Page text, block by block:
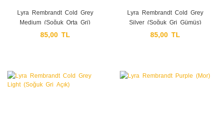
Lyra Rembrandt Cold Grey
Medium (Soğuk Orta Gri)
85,00 TL
Lyra Rembrandt Cold Grey
Silver (Soğuk Gri Gümüş)
85,00 TL